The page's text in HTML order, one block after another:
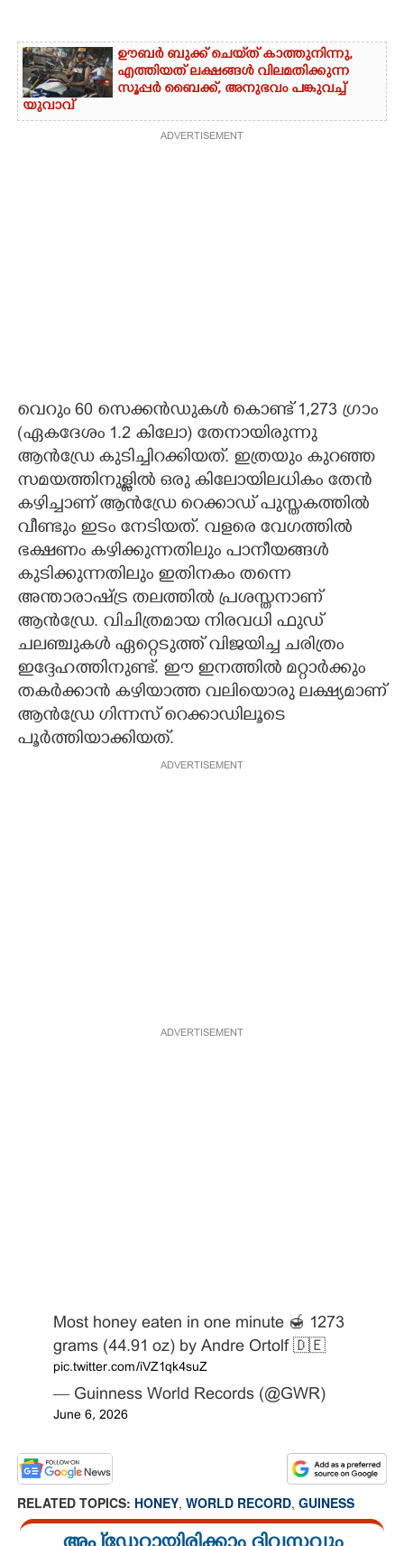
ഊബർ ബുക്ക് ചെയ്‌ത് കാത്തുനിന്നു,​
എത്തിയത് ലക്ഷങ്ങൾ വിലമതിക്കുന്ന
സൂപ്പർ ബൈക്ക്,​ അനുഭവം പങ്കുവച്ച്
യുവാവ്
ADVERTISEMENT
വെറും 60 സെക്കൻഡുകൾ കൊണ്ട് 1,273 ഗ്രാം
(ഏകദേശം 1.2 കിലോ) തേനായിരുന്നു
ആൻഡ്രേ കുടിച്ചിറക്കിയത്. ഇത്രയും കുറഞ്ഞ
സമയത്തിനുള്ളിൽ ഒരു കിലോയിലധികം തേൻ
കഴിച്ചാണ് ആൻഡ്രേ റെക്കാഡ് പുസ്തകത്തിൽ
വീണ്ടും ഇടം നേടിയത്. വളരെ വേഗത്തിൽ
ഭക്ഷണം കഴിക്കുന്നതിലും പാനീയങ്ങൾ
കുടിക്കുന്നതിലും ഇതിനകം തന്നെ
അന്താരാഷ്ട്ര തലത്തിൽ പ്രശസ്തനാണ്
ആൻഡ്രേ. വിചിത്രമായ നിരവധി ഫുഡ്
ചലഞ്ചുകൾ ഏറ്റെടുത്ത് വിജയിച്ച ചരിത്രം
ഇദ്ദേഹത്തിനുണ്ട്. ഈ ഇനത്തിൽ മറ്റാർക്കും
തകർക്കാൻ കഴിയാത്ത വലിയൊരു ലക്ഷ്യമാണ്
ആൻഡ്രേ ഗിന്നസ് റെക്കാഡിലൂടെ
പൂർത്തിയാക്കിയത്.
ADVERTISEMENT
ADVERTISEMENT
Most honey eaten in one minute 🍯 1273
grams (44.91 oz) by Andre Ortolf 🇩🇪
pic.twitter.com/iVZ1qk4suZ
— Guinness World Records (@GWR)
June 6, 2026
RELATED TOPICS: HONEY, WORLD RECORD, GUINESS